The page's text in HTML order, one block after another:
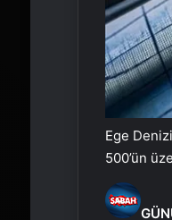
Ege
500’ün